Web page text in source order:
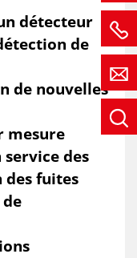
détecteur
de
de nouvelles
mesure
des
des fuites